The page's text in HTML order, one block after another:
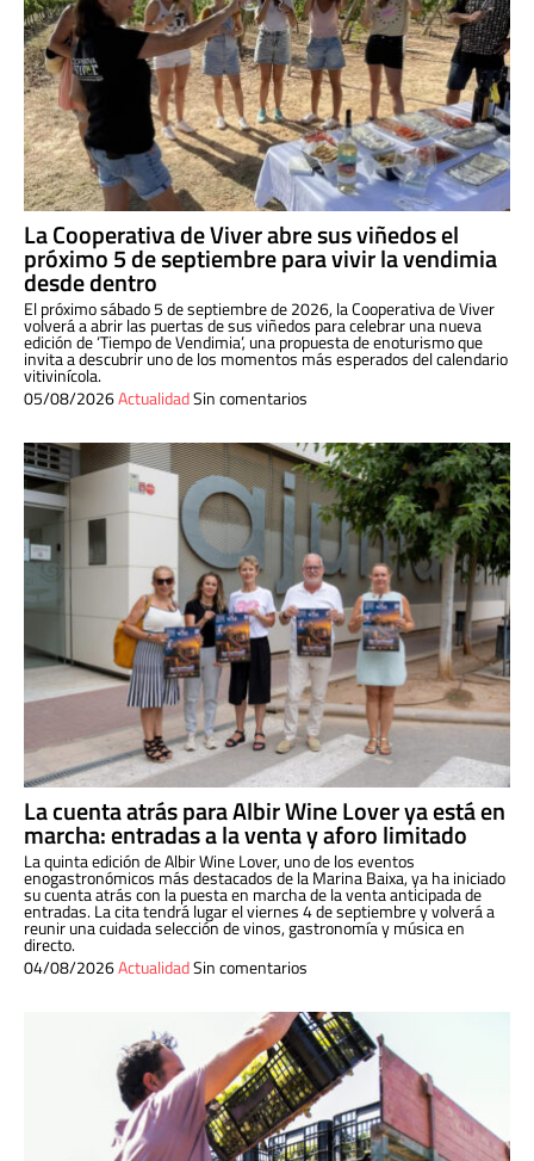
La Cooperativa de Viver abre sus viñedos el
próximo 5 de septiembre para vivir la vendimia
desde dentro
El próximo sábado 5 de septiembre de 2026, la Cooperativa de Viver
volverá a abrir las puertas de sus viñedos para celebrar una nueva
edición de ‘Tiempo de Vendimia’, una propuesta de enoturismo que
invita a descubrir uno de los momentos más esperados del calendario
vitivinícola.
05/08/2026ActualidadSin comentarios
La cuenta atrás para Albir Wine Lover ya está en
marcha: entradas a la venta y aforo limitado
La quinta edición de Albir Wine Lover, uno de los eventos
enogastronómicos más destacados de la Marina Baixa, ya ha iniciado
su cuenta atrás con la puesta en marcha de la venta anticipada de
entradas. La cita tendrá lugar el viernes 4 de septiembre y volverá a
reunir una cuidada selección de vinos, gastronomía y música en
directo.
04/08/2026ActualidadSin comentarios